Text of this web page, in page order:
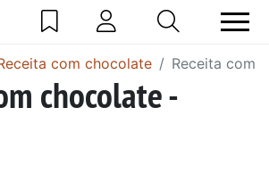
com chocolate Receita com
chocolate -